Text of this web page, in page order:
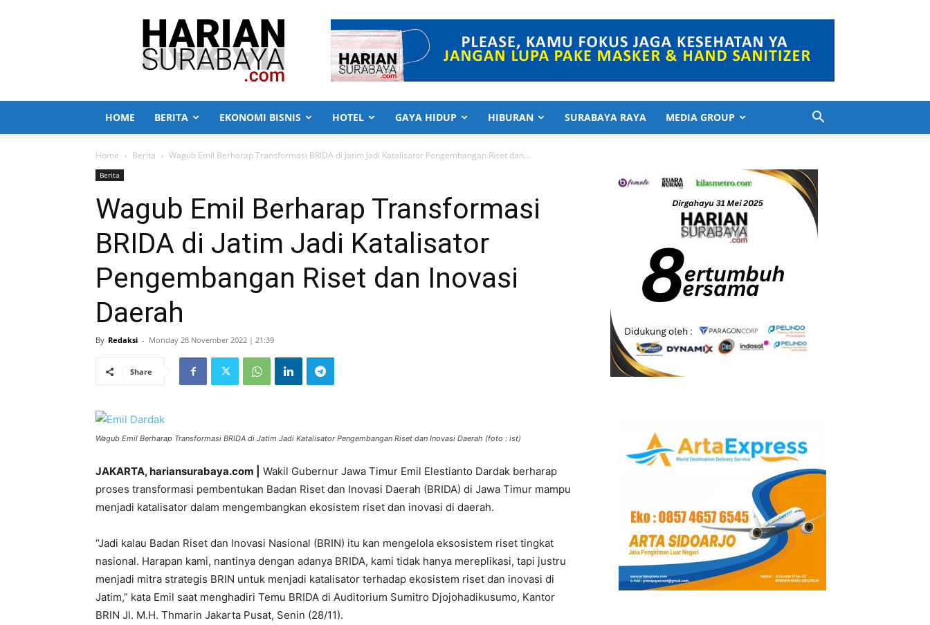
Harian
Surabaya
HOME BERITA EKONOMI BISNIS HOTEL GAYA HIDUP HIBURAN SURABAYA RAYA MEDIA GROUP
Home Berita Wagub Emil Berharap Transformasi BRIDA di Jatim Jadi Katalisator Pengembangan Riset dan...
Berita
Wagub Emil Berharap Transformasi
BRIDA di Jatim Jadi Katalisator
Pengembangan Riset dan Inovasi
Daerah
By Redaksi - Monday 28 November 2022 | 21:39
Share
Wagub Emil Berharap Transformasi BRIDA di Jatim Jadi Katalisator Pengembangan Riset dan Inovasi Daerah (foto : ist)
JAKARTA, hariansurabaya.com |
Wakil Gubernur Jawa Timur Emil Elestianto Dardak berharap
proses transformasi pembentukan Badan Riset dan Inovasi Daerah (BRIDA) di Jawa Timur mampu
menjadi katalisator dalam mengembangkan ekosistem riset dan inovasi di daerah.
“Jadi kalau Badan Riset dan Inovasi Nasional (BRIN) itu kan mengelola eksosistem riset tingkat
nasional. Harapan kami, nantinya dengan adanya BRIDA, kami tidak hanya mereplikasi, tapi justru
menjadi mitra strategis BRIN untuk menjadi katalisator terhadap ekosistem riset dan inovasi di
Jatim,” kata Emil saat menghadiri Temu BRIDA di Auditorium Sumitro Djojohadikusumo, Kantor
BRIN Jl. M.H. Thmarin Jakarta Pusat, Senin (28/11).